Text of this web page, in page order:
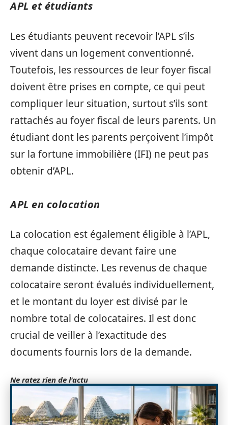
APL et étudiants
Les étudiants peuvent recevoir l’APL s’ils
vivent dans un logement conventionné.
Toutefois, les ressources de leur foyer fiscal
doivent être prises en compte, ce qui peut
compliquer leur situation, surtout s’ils sont
rattachés au foyer fiscal de leurs parents. Un
étudiant dont les parents perçoivent l’impôt
sur la fortune immobilière (IFI) ne peut pas
obtenir d’APL.
APL en colocation
La colocation est également éligible à l’APL,
chaque colocataire devant faire une
demande distincte. Les revenus de chaque
colocataire seront évalués individuellement,
et le montant du loyer est divisé par le
nombre total de colocataires. Il est donc
crucial de veiller à l’exactitude des
documents fournis lors de la demande.
Ne ratez rien de l'actu